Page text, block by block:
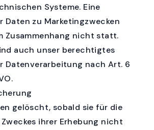
Systeme. Eine
Daten zu Marketingzwecken
Zusammenhang nicht statt.
auch unser berechtigtes
Datenverarbeitung nach Art. 6
gelöscht, sobald sie für die
ihrer Erhebung nicht